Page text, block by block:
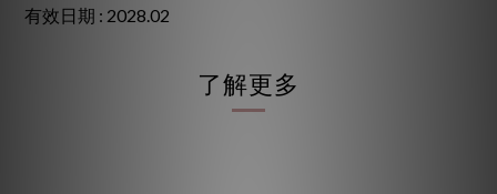
有效日期 : 2028.02
了解更多